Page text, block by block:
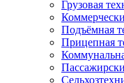
Грузовая
Подъёмная
Прицепная